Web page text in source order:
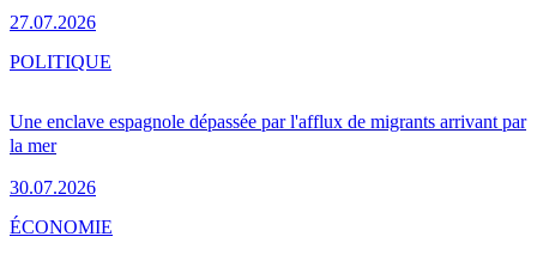
27.07.2026
Une enclave espagnole dépassée par l'afflux de migrants arrivant par
la mer
30.07.2026
POLITIQUE
ÉCONOMIE